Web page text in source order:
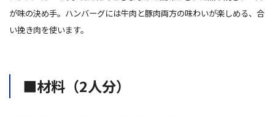
が味の決め手。ハンバーグには牛肉と豚肉両方の味わいが楽しめる、合
い挽き肉を使います。
■材料（2人分）